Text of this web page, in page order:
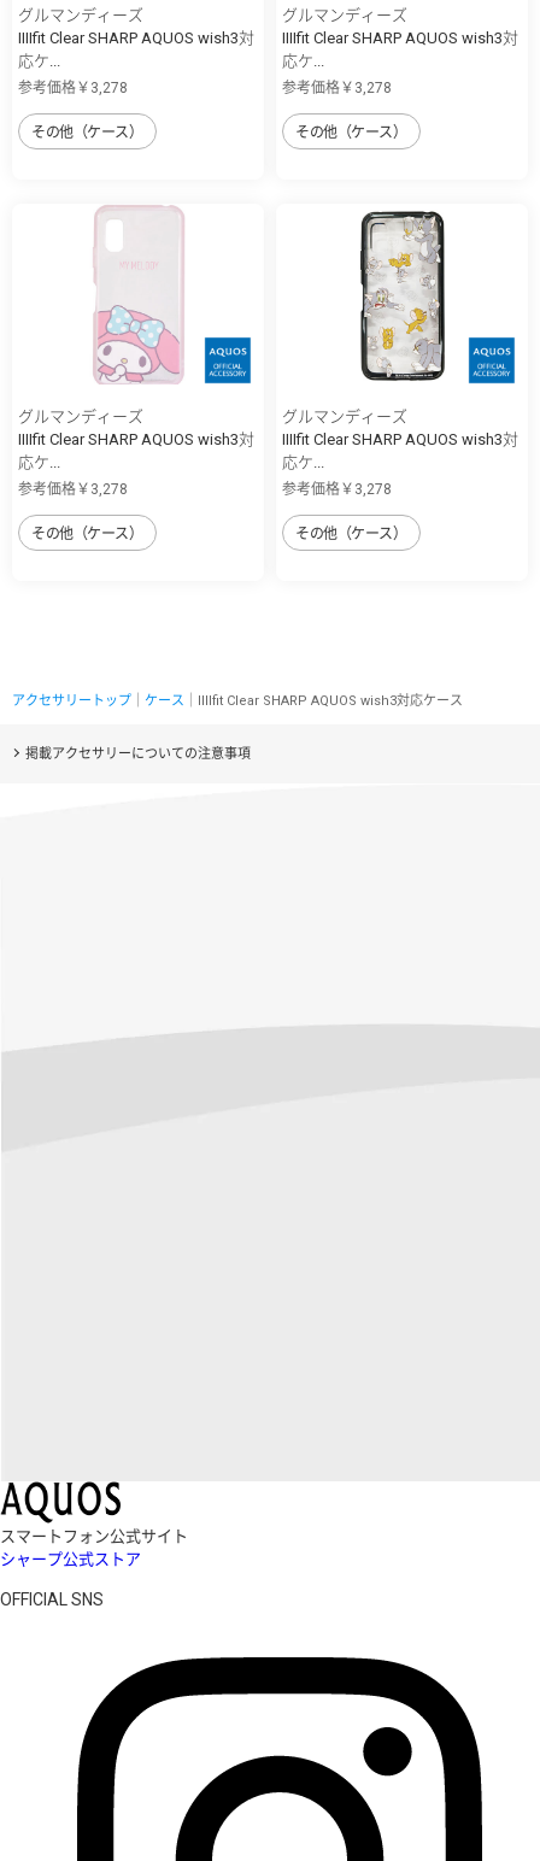
グルマンディーズ
IIIIfit Clear SHARP AQUOS wish3対
応ケ...
参考価格￥3,278
その他（ケース）
グルマンディーズ
IIIIfit Clear SHARP AQUOS wish3対
応ケ...
参考価格￥3,278
その他（ケース）
グルマンディーズ
IIIIfit Clear SHARP AQUOS wish3対
応ケ...
参考価格￥3,278
その他（ケース）
グルマンディーズ
IIIIfit Clear SHARP AQUOS wish3対
応ケ...
参考価格￥3,278
その他（ケース）
アクセサリートップ ケース ｜IIIIfit Clear SHARP AQUOS wish3対応ケース
掲載アクセサリーについての注意事項
スマートフォン公式サイト
シャープ公式ストア
OFFICIAL SNS